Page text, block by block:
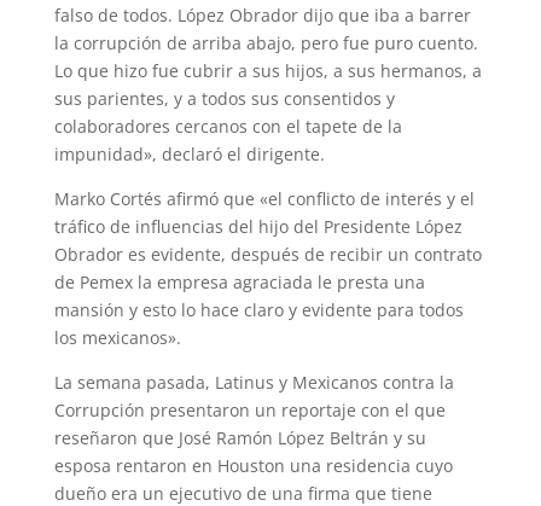
falso de todos. López Obrador dijo que iba a barrer
la corrupción de arriba abajo, pero fue puro cuento.
Lo que hizo fue cubrir a sus hijos, a sus hermanos, a
sus parientes, y a todos sus consentidos y
colaboradores cercanos con el tapete de la
impunidad», declaró el dirigente.
Marko Cortés afirmó que «el conflicto de interés y el
tráfico de influencias del hijo del Presidente López
Obrador es evidente, después de recibir un contrato
de Pemex la empresa agraciada le presta una
mansión y esto lo hace claro y evidente para todos
los mexicanos».
La semana pasada, Latinus y Mexicanos contra la
Corrupción presentaron un reportaje con el que
reseñaron que José Ramón López Beltrán y su
esposa rentaron en Houston una residencia cuyo
dueño era un ejecutivo de una firma que tiene